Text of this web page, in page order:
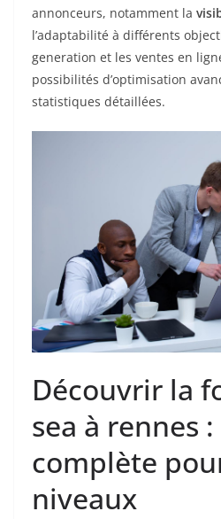
annonceurs, notamment la
l’adaptabilité à différents
generation et les ventes en
possibilités d’optimisation
statistiques détaillées.
Découvrir la
sea à rennes
complète
niveaux